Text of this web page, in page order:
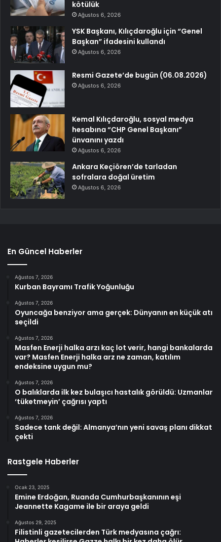
kötülük
Ağustos 6, 2026
YSK Başkanı, Kılıçdaroğlu için “Genel
Başkan” ifadesini kullandı
Ağustos 6, 2026
Resmi Gazete’de bugün (06.08.2026)
Ağustos 6, 2026
Kemal Kılıçdaroğlu, sosyal medya
hesabına “CHP Genel Başkanı”
ünvanını yazdı
Ağustos 6, 2026
Ankara Keçiören’de tarladan
sofralara doğal üretim
Ağustos 6, 2026
En Güncel Haberler
Ağustos 7, 2026
Kurban Bayramı Trafik Yoğunluğu
Ağustos 7, 2026
Oyuncağa benziyor ama gerçek: Dünyanın en küçük atı
seçildi
Ağustos 7, 2026
Masfen Enerji halka arzı kaç lot verir, hangi bankalarda
var? Masfen Enerji halka arz ne zaman, katılım
endeksine uygun mu?
Ağustos 7, 2026
O balıklarda ilk kez bulaşıcı hastalık görüldü: Uzmanlar
‘tüketmeyin’ çağrısı yaptı
Ağustos 7, 2026
Sadece tank değil: Almanya’nın yeni savaş planı dikkat
çekti
Rastgele Haberler
Ocak 23, 2025
Emine Erdoğan, Ruanda Cumhurbaşkanının eşi
Jeannette Kagame ile bir araya geldi
Ağustos 29, 2025
Filistinli gazetecilerden Türk medyasına çağrı: